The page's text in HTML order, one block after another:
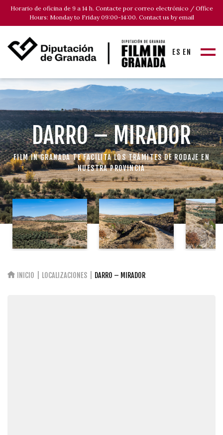
Horario de oficina de 9 a 14 h. Contacte por correo electrónico / Office
Hours: Monday to Friday 09:00-14:00. Contact us by email
ES EN
DARRO – MIRADOR
FILM IN GRANADA TE FACILITA LOS TRÁMITES DE RODAJE EN
NUESTRA PROVINCIA
INICIO LOCALIZACIONES DARRO – MIRADOR